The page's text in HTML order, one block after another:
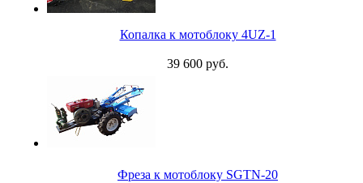
Копалка к мотоблоку 4UZ-1
39 600 руб.
Фреза к мотоблоку SGTN-20